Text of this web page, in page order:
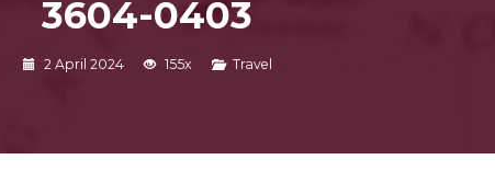
3604-0403
2 April 2024 155x Travel